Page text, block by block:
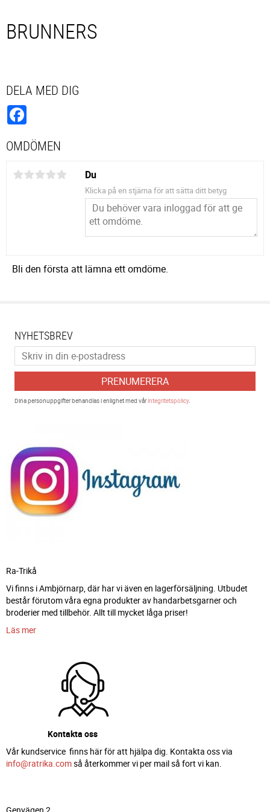
BRUNNERS
DELA MED DIG
OMDÖMEN
Du
Klicka på en stjärna för att sätta ditt betyg
Bli den första att lämna ett omdöme.
NYHETSBREV
PRENUMERERA
Dina personuppgifter behandlas i enlighet med vårintegritetspolicy.
Ra-Trikå
Vi finns i Ambjörnarp, där har vi även en lagerförsäljning. Utbudet
består förutom våra egna produkter av handarbetsgarner och
broderier med tillbehör. Allt till mycket låga priser!
Läs mer
Kontakta oss
Vår kundservice finns här för att hjälpa dig. Kontakta oss via
info@ratrika.comså återkommer vi per mail så fort vi kan.